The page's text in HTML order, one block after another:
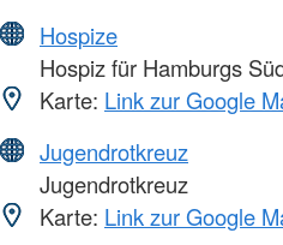
Hospize
Hospiz für Hamburgs
Karte: Link zur Google
Jugendrotkreuz
Jugendrotkreuz
Karte: Link zur Google